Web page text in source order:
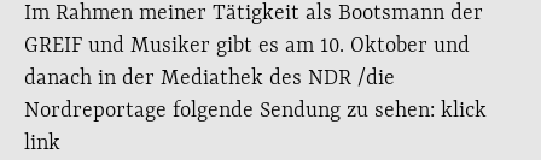
Im Rahmen meiner Tätigkeit als Bootsmann der
GREIF und Musiker gibt es am 10. Oktober und
danach in der Mediathek des NDR /die
Nordreportage folgende Sendung zu sehen: klick
link